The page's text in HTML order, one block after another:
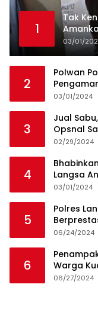
1
Tak
03/01/
2
Polwan
03/01/2024
3
Jual
Opsnal
02/29/2024
4
Langsa
03/01/2024
5
Polres
06/24/2024
6
Warga
06/27/2024